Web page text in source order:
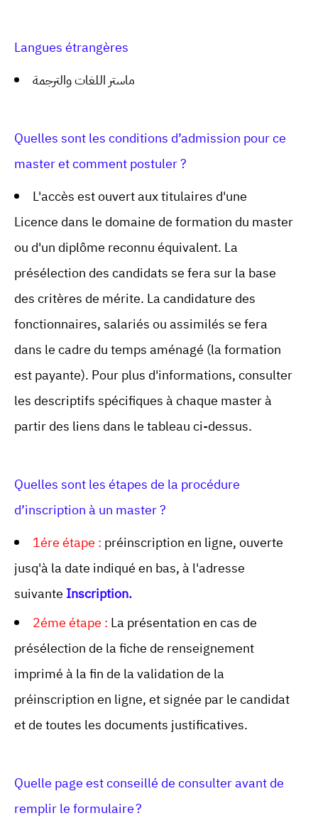
Langues étrangères
ماستر اللغات والترجمة
Quelles sont les conditions d’admission pour ce
master et comment postuler ?
L'accès est ouvert aux titulaires d'une
Licence dans le domaine de formation du master
ou d'un diplôme reconnu équivalent. La
présélection des candidats se fera sur la base
des critères de mérite. La candidature des
fonctionnaires, salariés ou assimilés se fera
dans le cadre du temps aménagé (la formation
est payante). Pour plus d'informations, consulter
les descriptifs spécifiques à chaque master à
partir des liens dans le tableau ci-dessus.
Quelles sont les étapes de la procédure
d’inscription à un master ?
1ére étape : préinscription en ligne, ouverte
jusq'à la date indiqué en bas, à l'adresse
suivante Inscription.
2éme étape : La présentation en cas de
présélection de la fiche de renseignement
imprimé à la fin de la validation de la
préinscription en ligne, et signée par le candidat
et de toutes les documents justificatives.
Quelle page est conseillé de consulter avant de
remplir le formulaire ?